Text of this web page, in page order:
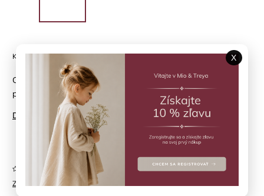
Kód: DD03612
Oana: tajný zápisník s visacím zámkom, kľúčikom a magickým
perom z kolekcie Lovely Paper Djeco
Detailné informácie
Položka bola vypredaná…
Značka: DJECO
Neohodnotené
X